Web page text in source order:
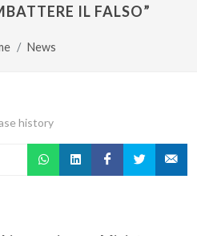
IL FALSO”
News
history